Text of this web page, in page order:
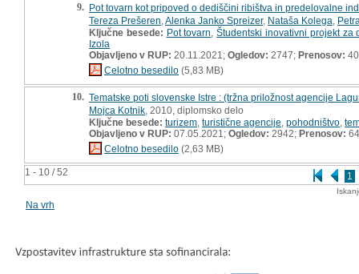
1 - 10 / 52 1
9. Pot tovarn kot pripoved o dediščini ribištva in predelovalne
Tereza Prešeren Alenka Janko Spreizer, Nataša Kolega
Ključne besede: Pot tovarn ,Študentski inovativni projekt za
Izola
Objavljeno v RUP: 20.11.2021; Ogledov: 2747; Prenosov: 40
Celotno besedilo (5,83 MB)
10. Tematske poti slovenske Istre : (tržna priložnost agencije
Mojca Kotnik , 2010, diplomsko delo
Ključne besede: turizem turistične agencije pohodništvo
Objavljeno v RUP: 07.05.2021; Ogledov: 2942; Prenosov: 64
Celotno besedilo (2,63 MB)
Na vrh